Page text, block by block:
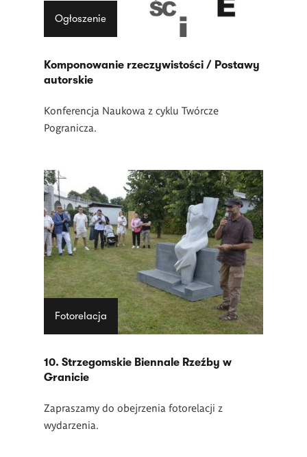
Ogłoszenie
Komponowanie rzeczywistości / Postawy
autorskie
Konferencja Naukowa z cyklu Twórcze
Pogranicza.
Fotorelacja
10. Strzegomskie Biennale Rzeźby w
Granicie
Zapraszamy do obejrzenia fotorelacji z
wydarzenia.